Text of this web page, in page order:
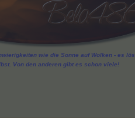
wie die Sonne auf Wolken - es
Von den anderen gibt es schon viele!